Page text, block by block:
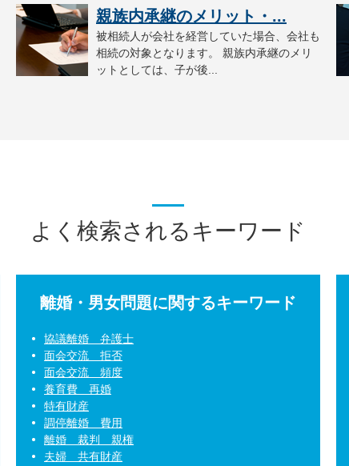
親族内承継のメリット・...
被相続人が会社を経営していた場合、会社も
相続の対象となります。 親族内承継のメリ
ットとしては、子が後...
よく検索されるキーワード
離婚・男女問題に関するキーワード
協議離婚 弁護士
面会交流 拒否
面会交流 頻度
養育費 再婚
特有財産
調停離婚 費用
離婚 裁判 親権
夫婦 共有財産